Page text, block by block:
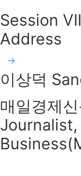
Session
Address
이상덕
매일경제
Journalist,